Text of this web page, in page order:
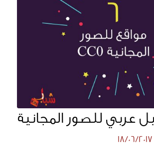
عربي للصور المجانية
18/06/2017